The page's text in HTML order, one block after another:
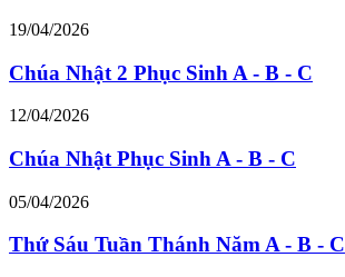
19/04/2026
Chúa Nhật 2 Phục Sinh A - B - C
12/04/2026
Chúa Nhật Phục Sinh A - B - C
05/04/2026
Thứ Sáu Tuần Thánh Năm A - B - C